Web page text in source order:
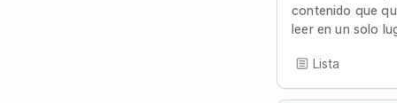
contenido que
leer en un solo
Lista